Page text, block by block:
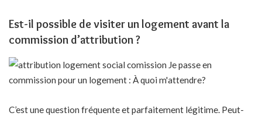
Est-il possible de visiter un logement avant la
commission d’attribution ?
C’est une question fréquente et parfaitement légitime. Peut-